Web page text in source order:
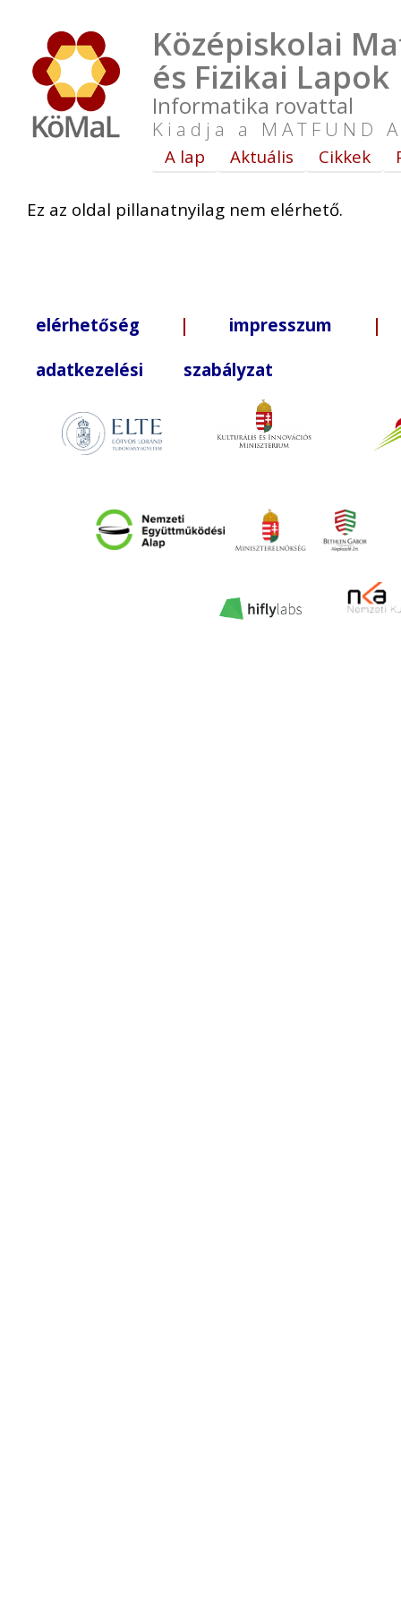
Középiskolai
és Fizikai Lapok
Informatika rovattal
Kiadja a MATFUND
A lap Aktuális Cikkek
Ez az oldal pillanatnyilag nem elérhető.
elérhetőség | impresszum |
adatkezelési szabályzat